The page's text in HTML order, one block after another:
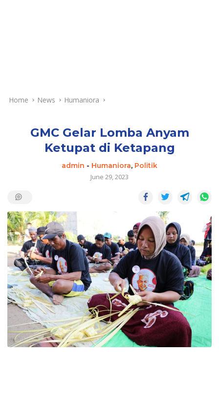
Home News Humaniora
GMC Gelar Lomba Anyam
Ketupat di Ketapang
admin - Humaniora, Politik
June 29, 2023